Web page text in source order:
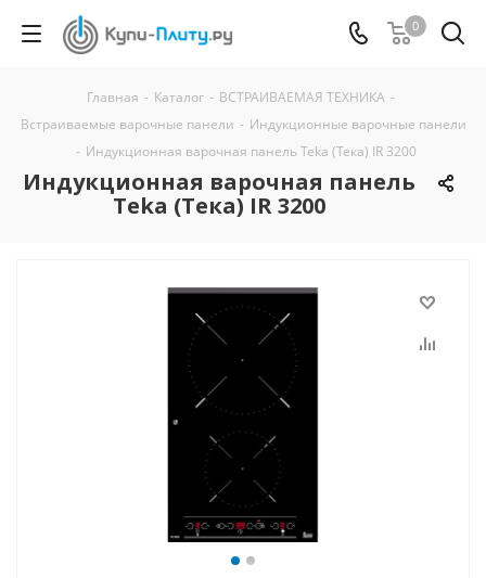
0
Главная - Каталог - ВСТРАИВАЕМАЯ ТЕХНИКА -
Встраиваемые варочные панели - Индукционные варочные панели
- Индукционная варочная панель Teka (Тека) IR 3200
Индукционная варочная панель
Teka (Тека) IR 3200